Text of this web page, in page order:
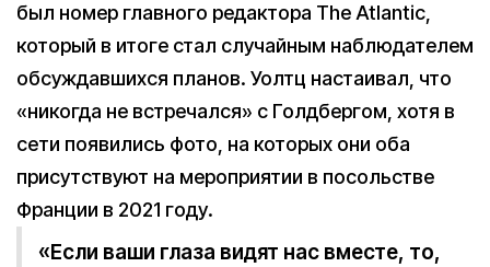
был номер главного редактора The Atlantic,
который в итоге стал случайным наблюдателем
обсуждавшихся планов. Уолтц настаивал, что
«никогда не встречался» с Голдбергом, хотя в
сети появились фото, на которых они оба
присутствуют на мероприятии в посольстве
Франции в 2021 году.
«Если ваши глаза видят нас вместе, то,